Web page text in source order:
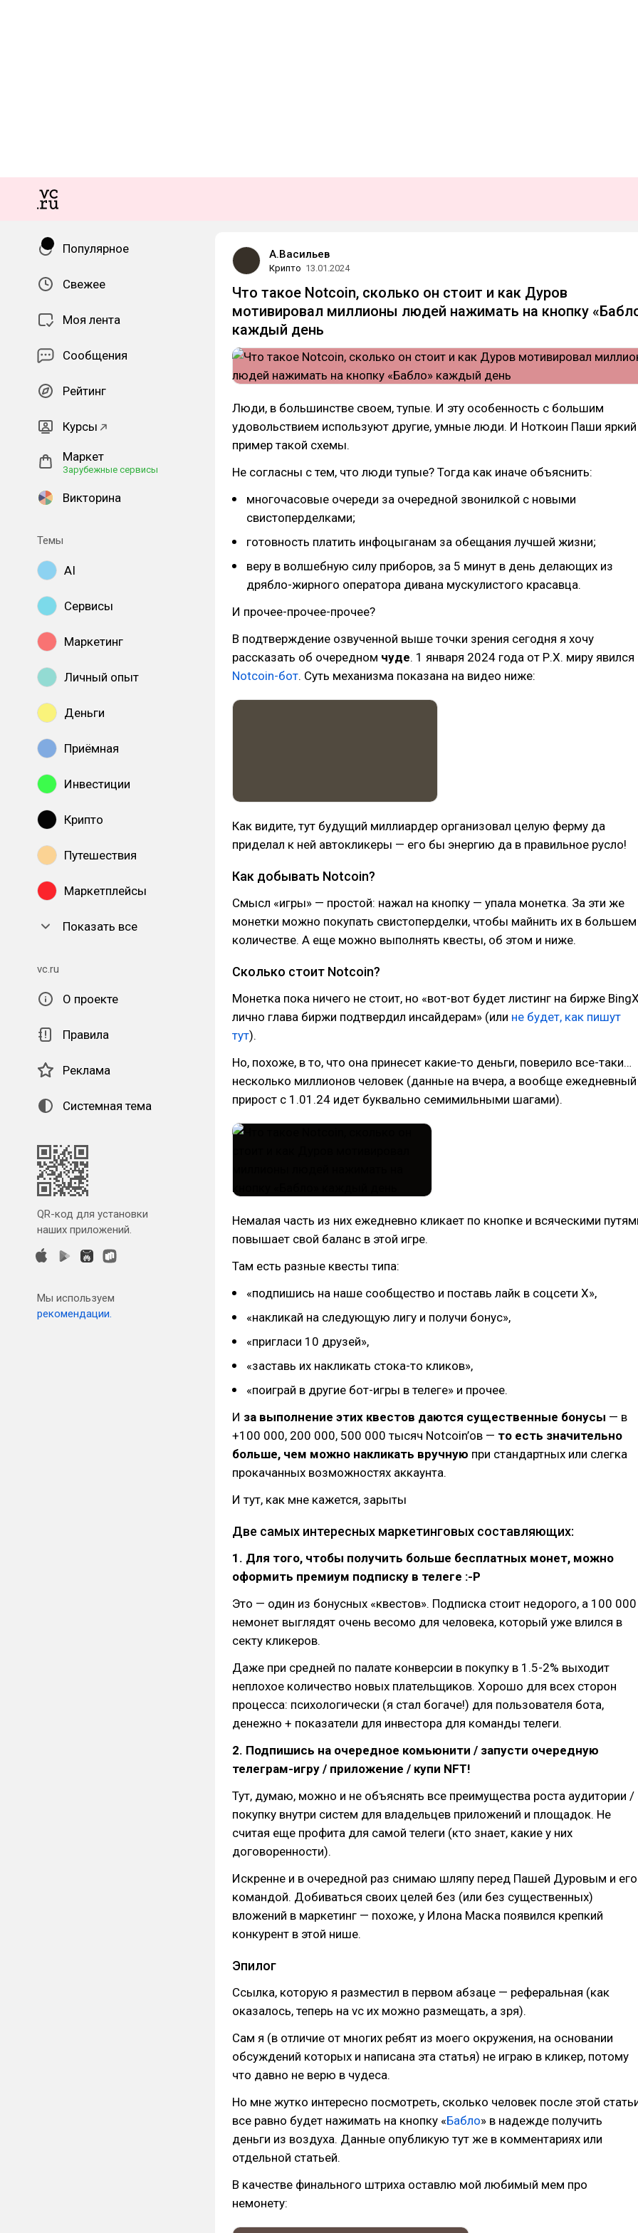
Популярное
Свежее
Моя лента
Сообщения
Рейтинг
Курсы
Маркет
Зарубежные сервисы
Викторина
Темы
AI
Сервисы
Маркетинг
Личный опыт
Деньги
Приёмная
Инвестиции
Крипто
Путешествия
Маркетплейсы
Показать все
vc.ru
О проекте
Правила
Реклама
Системная тема
QR-код для установки
наших приложений.
Мы используем
рекомендации.
А.Васильев
Крипто 13.01.2024
Что такое Notcoin, сколько он стоит и как Дуров
мотивировал миллионы людей нажимать на кнопку
каждый день
Люди, в большинстве своем, тупые. И эту особенность с большим
удовольствием используют другие, умные люди. И Ноткоин Паши яркий
пример такой схемы.
Не согласны с тем, что люди тупые? Тогда как иначе объяснить:
многочасовые очереди за очередной звонилкой с новыми
свистоперделками;
готовность платить инфоцыганам за обещания лучшей жизни;
веру в волшебную силу приборов, за 5 минут в день делающих из
дрябло-жирного оператора дивана мускулистого красавца.
И прочее-прочее-прочее?
В подтверждение озвученной выше точки зрения сегодня я хочу
рассказать об очередном чуде. 1 января 2024 года от Р.Х. миру явился
Notcoin-бот. Суть механизма показана на видео ниже:
Как видите, тут будущий миллиардер организовал целую ферму да
приделал к ней автокликеры — его бы энергию да в правильное русло!
Как добывать Notcoin?
Смысл «игры» — простой: нажал на кнопку — упала монетка. За эти же
монетки можно покупать свистоперделки, чтобы майнить их в большем
количестве. А еще можно выполнять квесты, об этом и ниже.
Сколько стоит Notcoin?
Монетка пока ничего не стоит, но «вот-вот будет листинг на бирже
лично глава биржи подтвердил инсайдерам» (или не будет, как пишут
тут).
Но, похоже, в то, что она принесет какие-то деньги, поверило все-таки…
несколько миллионов человек (данные на вчера, а вообще ежедневный
прирост с 1.01.24 идет буквально семимильными шагами).
Немалая часть из них ежедневно кликает по кнопке и всяческими
повышает свой баланс в этой игре.
Там есть разные квесты типа:
«подпишись на наше сообщество и поставь лайк в соцсети Х»,
«накликай на следующую лигу и получи бонус»,
«пригласи 10 друзей»,
«заставь их накликать стока-то кликов»,
«поиграй в другие бот-игры в телеге» и прочее.
И за выполнение этих квестов даются существенные бонусы — в
+100 000, 200 000, 500 000 тысяч Notcoin’ов — то есть значительно
больше, чем можно накликать вручную при стандартных или слегка
прокачанных возможностях аккаунта.
И тут, как мне кажется, зарыты
Две самых интересных маркетинговых составляющих:
1. Для того, чтобы получить больше бесплатных монет, можно
оформить премиум подписку в телеге :-Р
Это — один из бонусных «квестов». Подписка стоит недорого, а 100 000
немонет выглядят очень весомо для человека, который уже влился в
секту кликеров.
Даже при средней по палате конверсии в покупку в 1.5-2% выходит
неплохое количество новых плательщиков. Хорошо для всех сторон
процесса: психологически (я стал богаче!) для пользователя бота,
денежно + показатели для инвестора для команды телеги.
2. Подпишись на очередное комьюнити / запусти очередную
телеграм-игру / приложение / купи NFT!
Тут, думаю, можно и не объяснять все преимущества роста аудитории /
покупку внутри систем для владельцев приложений и площадок. Не
считая еще профита для самой телеги (кто знает, какие у них
договоренности).
Искренне и в очередной раз снимаю шляпу перед Пашей Дуровым и его
командой. Добиваться своих целей без (или без существенных)
вложений в маркетинг — похоже, у Илона Маска появился крепкий
конкурент в этой нише.
Эпилог
Ссылка, которую я разместил в первом абзаце — реферальная (как
оказалось, теперь на vc их можно размещать, а зря).
Сам я (в отличие от многих ребят из моего окружения, на основании
обсуждений которых и написана эта статья) не играю в кликер, потому
что давно не верю в чудеса.
Но мне жутко интересно посмотреть, сколько человек после этой
все равно будет нажимать на кнопку «Бабло» в надежде получить
деньги из воздуха. Данные опубликую тут же в комментариях или
отдельной статьей.
В качестве финального штриха оставлю мой любимый мем про
немонету: